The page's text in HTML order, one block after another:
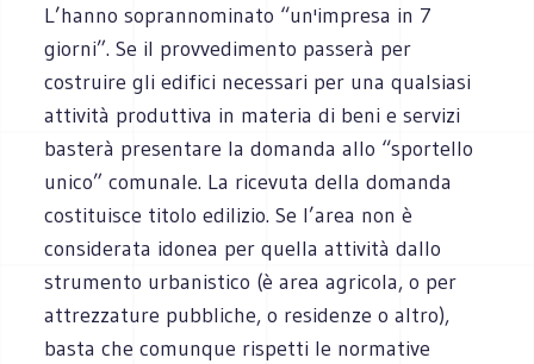
L’hanno soprannominato “un'impresa in 7
giorni”. Se il provvedimento passerà per
costruire gli edifici necessari per una qualsiasi
attività produttiva in materia di beni e servizi
basterà presentare la domanda allo “sportello
unico” comunale. La ricevuta della domanda
costituisce titolo edilizio. Se l’area non è
considerata idonea per quella attività dallo
strumento urbanistico (è area agricola, o per
attrezzature pubbliche, o residenze o altro),
basta che comunque rispetti le normative